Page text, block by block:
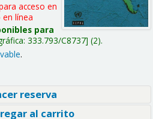
acceso en
en línea
para
333.793/C8737 (2).
.
reserva
al carrito